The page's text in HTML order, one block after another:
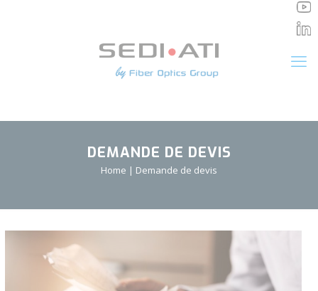
DEMANDE DE DEVIS
Home | Demande de devis